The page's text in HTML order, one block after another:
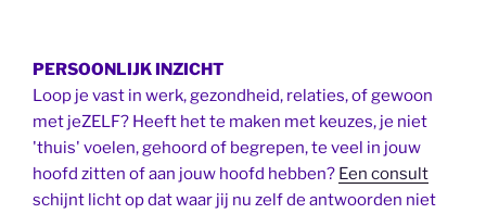
PERSOONLIJK INZICHT
Loop je vast in werk, gezondheid, relaties, of gewoon
met jeZELF? Heeft het te maken met keuzes, je niet
'thuis' voelen, gehoord of begrepen, te veel in jouw
hoofd zitten of aan jouw hoofd hebben? Een consult
schijnt licht op dat waar jij nu zelf de antwoorden niet